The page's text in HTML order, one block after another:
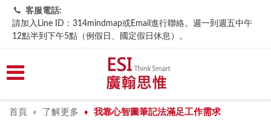
客服電話:
請加入Line ID：314mindmap或Email進行聯絡。週一到週五中午
12點半到下午5點（例假日、國定假日休息）。
首頁 ♦ 了解更多 ♦ 我靠心智圖筆記法滿足工作需求